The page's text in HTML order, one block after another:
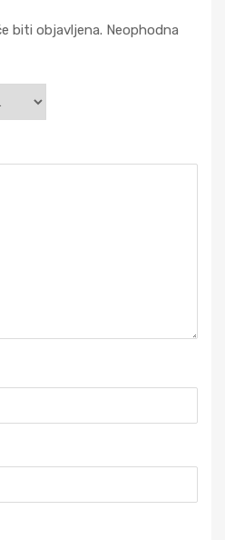
biti objavljena. Neophodna